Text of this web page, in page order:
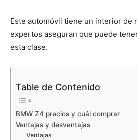
Este automóvil tiene un interior de
expertos aseguran que puede
esta clase.
Table de Contenido
BMW Z4 precios y cuál comprar
Ventajas y desventajas
Ventajas